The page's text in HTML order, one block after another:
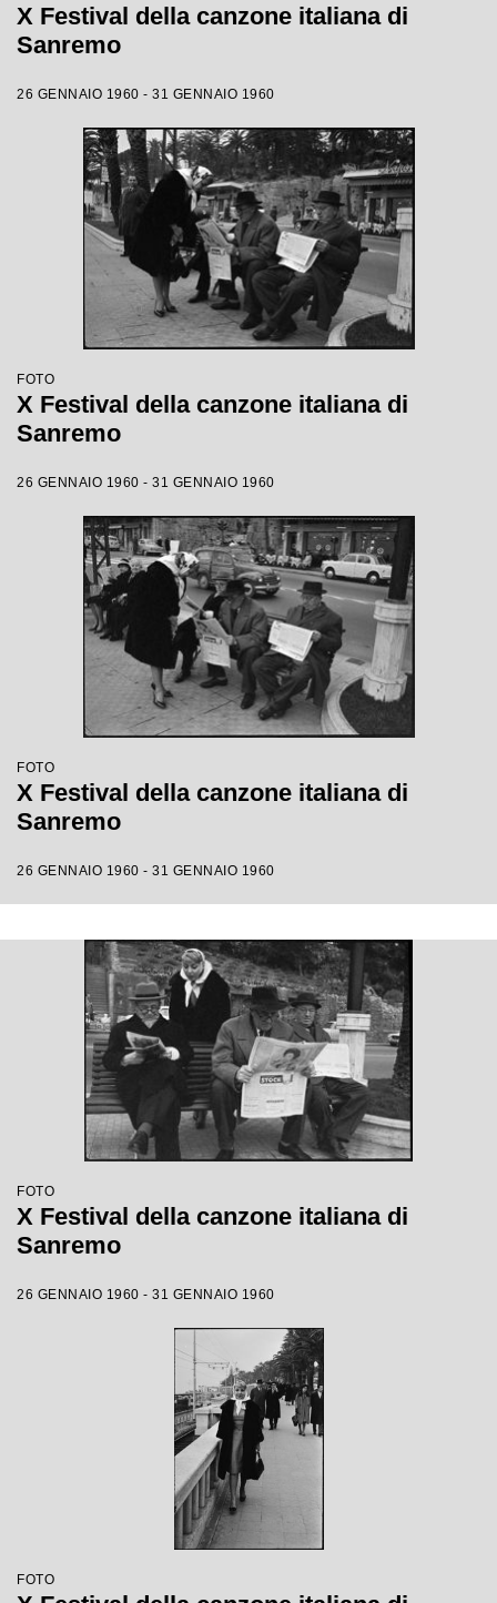
X Festival della canzone italiana di
Sanremo
26 GENNAIO 1960 - 31 GENNAIO 1960
FOTO
X Festival della canzone italiana di
Sanremo
26 GENNAIO 1960 - 31 GENNAIO 1960
FOTO
X Festival della canzone italiana di
Sanremo
26 GENNAIO 1960 - 31 GENNAIO 1960
FOTO
X Festival della canzone italiana di
Sanremo
26 GENNAIO 1960 - 31 GENNAIO 1960
FOTO